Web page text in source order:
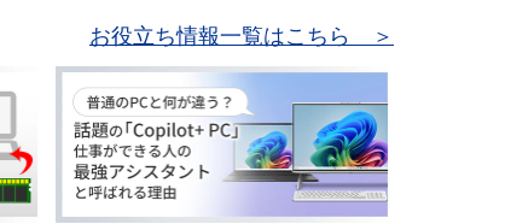
お役立ち情報一覧はこちら ＞